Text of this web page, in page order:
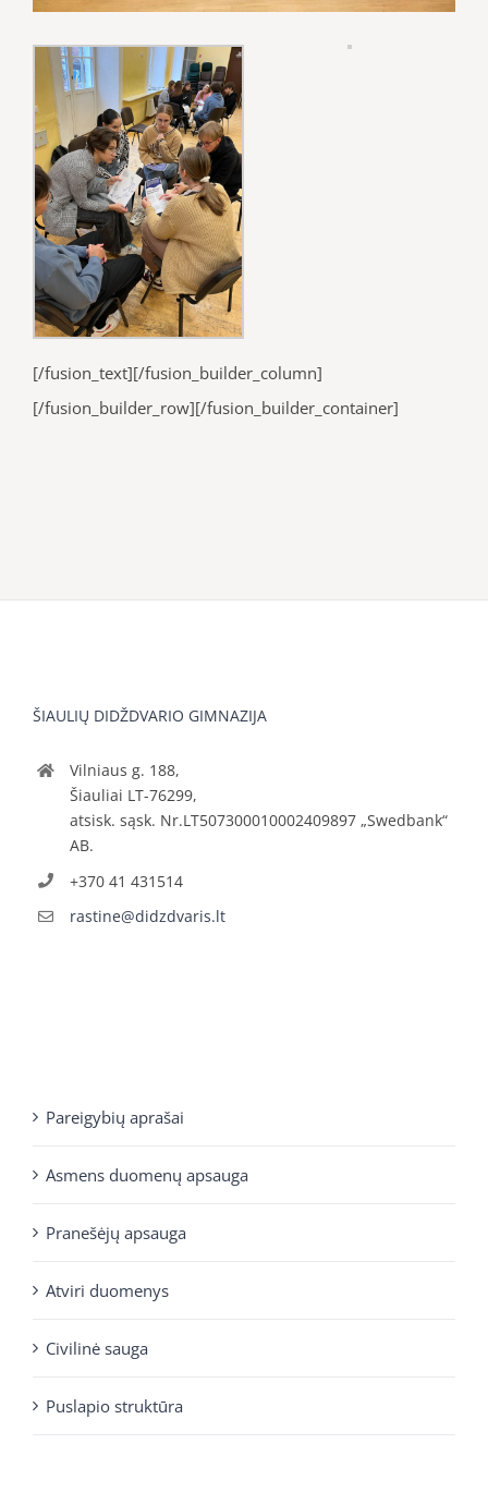
[/fusion_text][/fusion_builder_column]
[/fusion_builder_row][/fusion_builder_container]
ŠIAULIŲ DIDŽDVARIO GIMNAZIJA
Vilniaus g. 188,
Šiauliai LT-76299,
atsisk. sąsk. Nr.LT507300010002409897 „Swedbank“
AB.
+370 41 431514
rastine@didzdvaris.lt
Pareigybių aprašai
Asmens duomenų apsauga
Pranešėjų apsauga
Atviri duomenys
Civilinė sauga
Puslapio struktūra